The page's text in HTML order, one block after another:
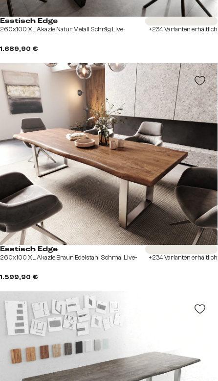
Esstisch Edge
260x100 XL Akazie Natur Metall Schräg Live-
1.689,90 €
Sofort versandfertig
+234 Varianten erhältlich
Esstisch Edge
260x100 XL Akazie Braun Edelstahl Schmal Live-
1.599,90 €
Sofort versandfertig
+234 Varianten erhältlich